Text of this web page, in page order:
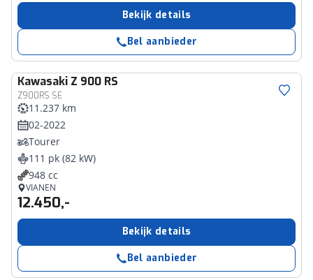
Bekijk details
Bel aanbieder
Kawasaki Z 900 RS
Z900RS SE
11.237 km
02-2022
Tourer
111 pk (82 kW)
948 cc
VIANEN
12.450,-
Bekijk details
Bel aanbieder